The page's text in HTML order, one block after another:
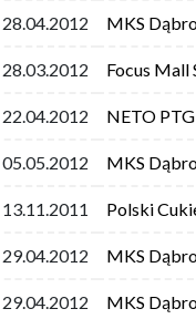
28.04.2012 MKS
28.03.2012 Focus Mall
22.04.2012 NETO
05.05.2012 MKS
13.11.2011 Polski
29.04.2012 MKS
29.04.2012 MKS
28.04.2012 MKS
28.03.2012 Focus Mall
22.04.2012 NETO
05.05.2012 MKS
13.11.2011 Polski
29.04.2012 MKS
29.04.2012 MKS